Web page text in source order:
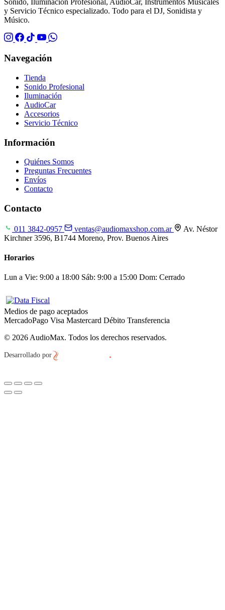
y Servicio Técnico especializado. Todo para el DJ, Sonidista y
Músico.
Navegación
Tienda
Sonido Profesional
Iluminación
AudioCar
Accesorios
Servicio Técnico
Información
Quiénes Somos
Preguntas Frecuentes
Envíos
Contacto
Contacto
011 3842-0957 ventas@audiomaxshop.com.ar
Av. Néstor
Kirchner 3596, B1744 Moreno, Prov. Buenos Aires
Horarios
Lun a Vie: 9:00 a 18:00 Sáb: 9:00 a 15:00 Dom: Cerrado
Medios de pago aceptados
MercadoPago Visa Mastercard Débito Transferencia
© 2026 AudioMax. Todos los derechos reservados.
Desarrollado por